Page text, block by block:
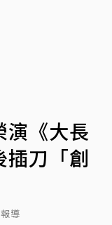
演《大長
刀「創
導